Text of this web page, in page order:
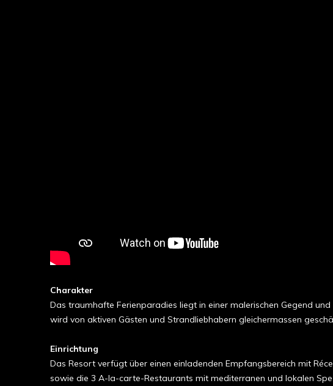
Charakter
Das traumhafte Ferienparadies liegt in einer malerischen Gegend
wird von aktiven Gästen und Strandliebhabern gleichermassen
Einrichtung
Das Resort verfügt über einen einladenden Empfangsbereich mit
sowie die 3 A-la-carte-Restaurants mit mediterranen und lokalen